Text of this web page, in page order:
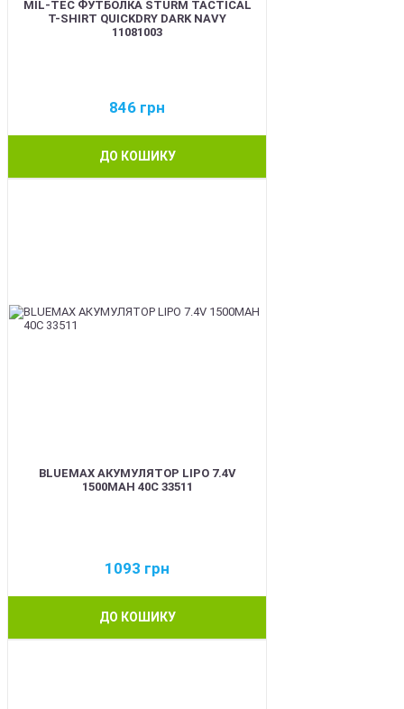
MIL-TEC ФУТБОЛКА STURM TACTICAL
T-SHIRT QUICKDRY DARK NAVY
11081003
846 грн
ДО КОШИКУ
BLUEMAX АКУМУЛЯТОР LIPO 7.4V
1500MAH 40C 33511
1093 грн
ДО КОШИКУ